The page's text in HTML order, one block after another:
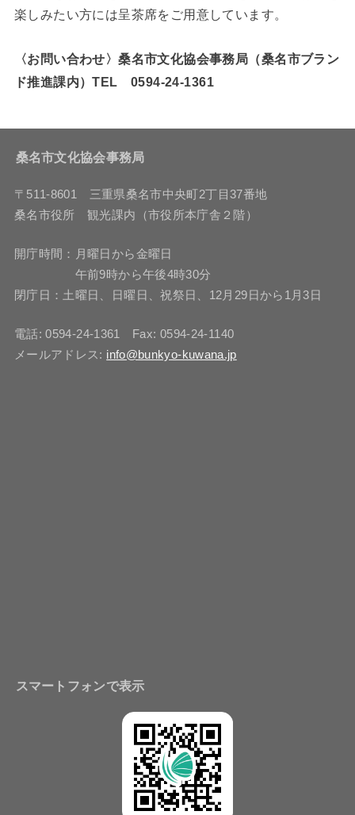
楽しみたい方には呈茶席をご用意しています。
〈お問い合わせ〉桑名市文化協会事務局（桑名市ブラン
ド推進課内）TEL 0594-24-1361
桑名市文化協会事務局
〒511-8601 三重県桑名市中央町2丁目37番地
桑名市役所 観光課内（市役所本庁舎２階）
開庁時間：月曜日から金曜日
午前9時から午後4時30分
閉庁日：土曜日、日曜日、祝祭日、12月29日から1月3日
電話: 0594-24-1361 Fax: 0594-24-1140
メールアドレス: info@bunkyo-kuwana.jp
スマートフォンで表示